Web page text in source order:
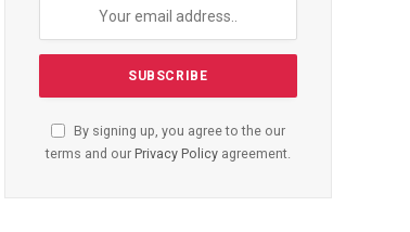
By signing up, you agree to the our
terms and our Privacy Policyagreement.